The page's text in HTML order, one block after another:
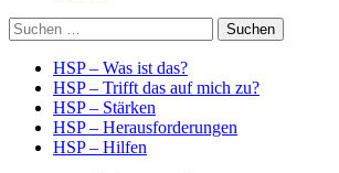
Suchen
nach:
HSP – Was ist das?
HSP – Trifft das auf mich zu?
HSP – Stärken
HSP – Herausforderungen
HSP – Hilfen